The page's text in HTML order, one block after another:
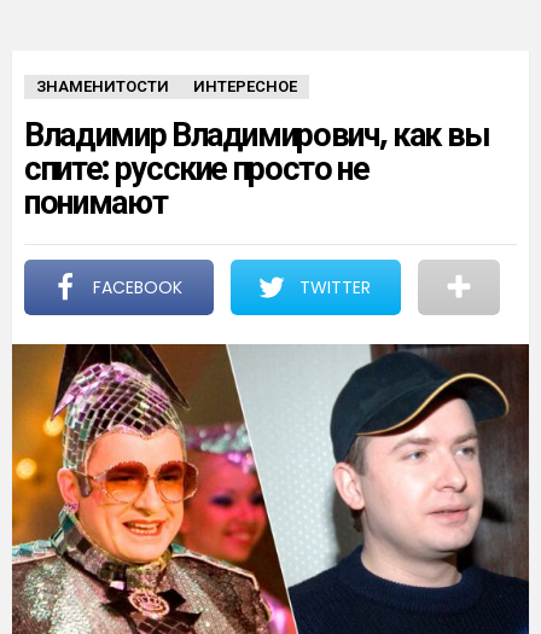
ЗНАМЕНИТОСТИ ИНТЕРЕСНОЕ
Владимир Владимирович, как вы
спите: русские просто не
понимают
FACEBOOK TWITTER